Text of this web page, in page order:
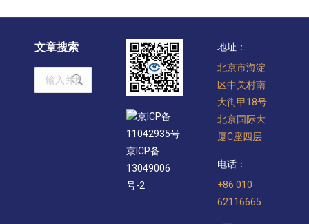
文章搜索
Search:
京ICP备
11042935号
京ICP备
13049006
号-2
地址：
北京市海淀
区中关村南
大街甲18号
北京国际大
厦C座四层
电话：
+86 010-
62116665